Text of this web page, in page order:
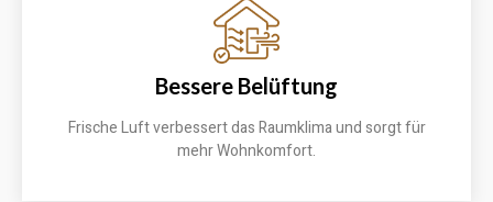
Bessere Belüftung
Frische Luft verbessert das Raumklima und sorgt für
mehr Wohnkomfort.